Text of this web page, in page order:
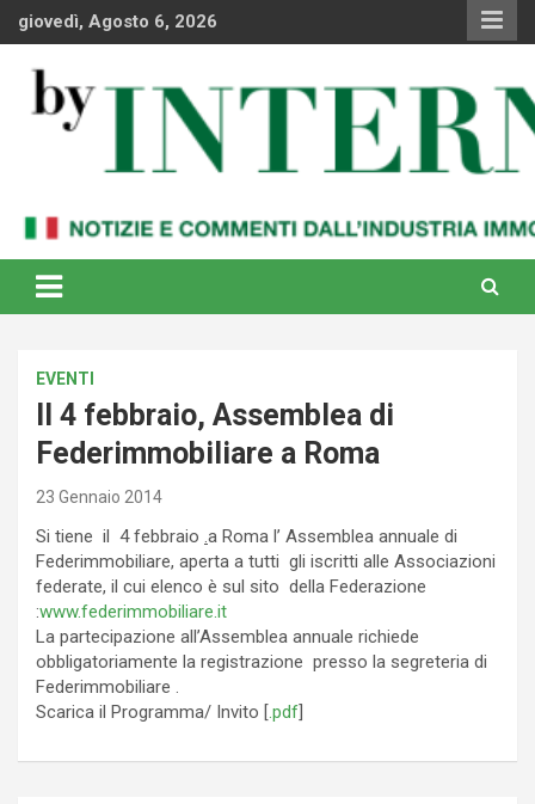
Skipgiovedì, Agosto 6, 2026
By Internews
internazionale
EVENTI
Il 4 febbraio, Assemblea di
Federimmobiliare a Roma
23 Gennaio 2014
Si tiene il 4 febbraio .a Roma l’ Assemblea annuale di
Federimmobiliare, aperta a tutti gli iscritti alle Associazioni
federate, il cui elenco è sul sito della Federazione
:www.federimmobiliare.it
La partecipazione all’Assemblea annuale richiede
obbligatoriamente la registrazione presso la segreteria di
Federimmobiliare .
Scarica il Programma/ Invito [.pdf]